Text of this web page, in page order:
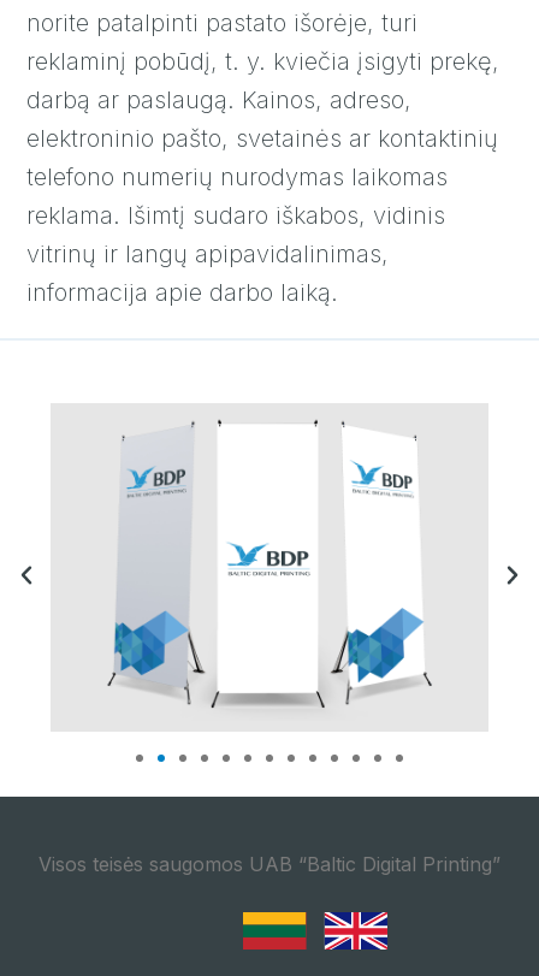
norite patalpinti pastato išorėje, turi
reklaminį pobūdį, t. y. kviečia įsigyti prekę,
darbą ar paslaugą. Kainos, adreso,
elektroninio pašto, svetainės ar kontaktinių
telefono numerių nurodymas laikomas
reklama. Išimtį sudaro iškabos, vidinis
vitrinų ir langų apipavidalinimas,
informacija apie darbo laiką.
Visos teisės saugomos UAB “Baltic Digital Printing”